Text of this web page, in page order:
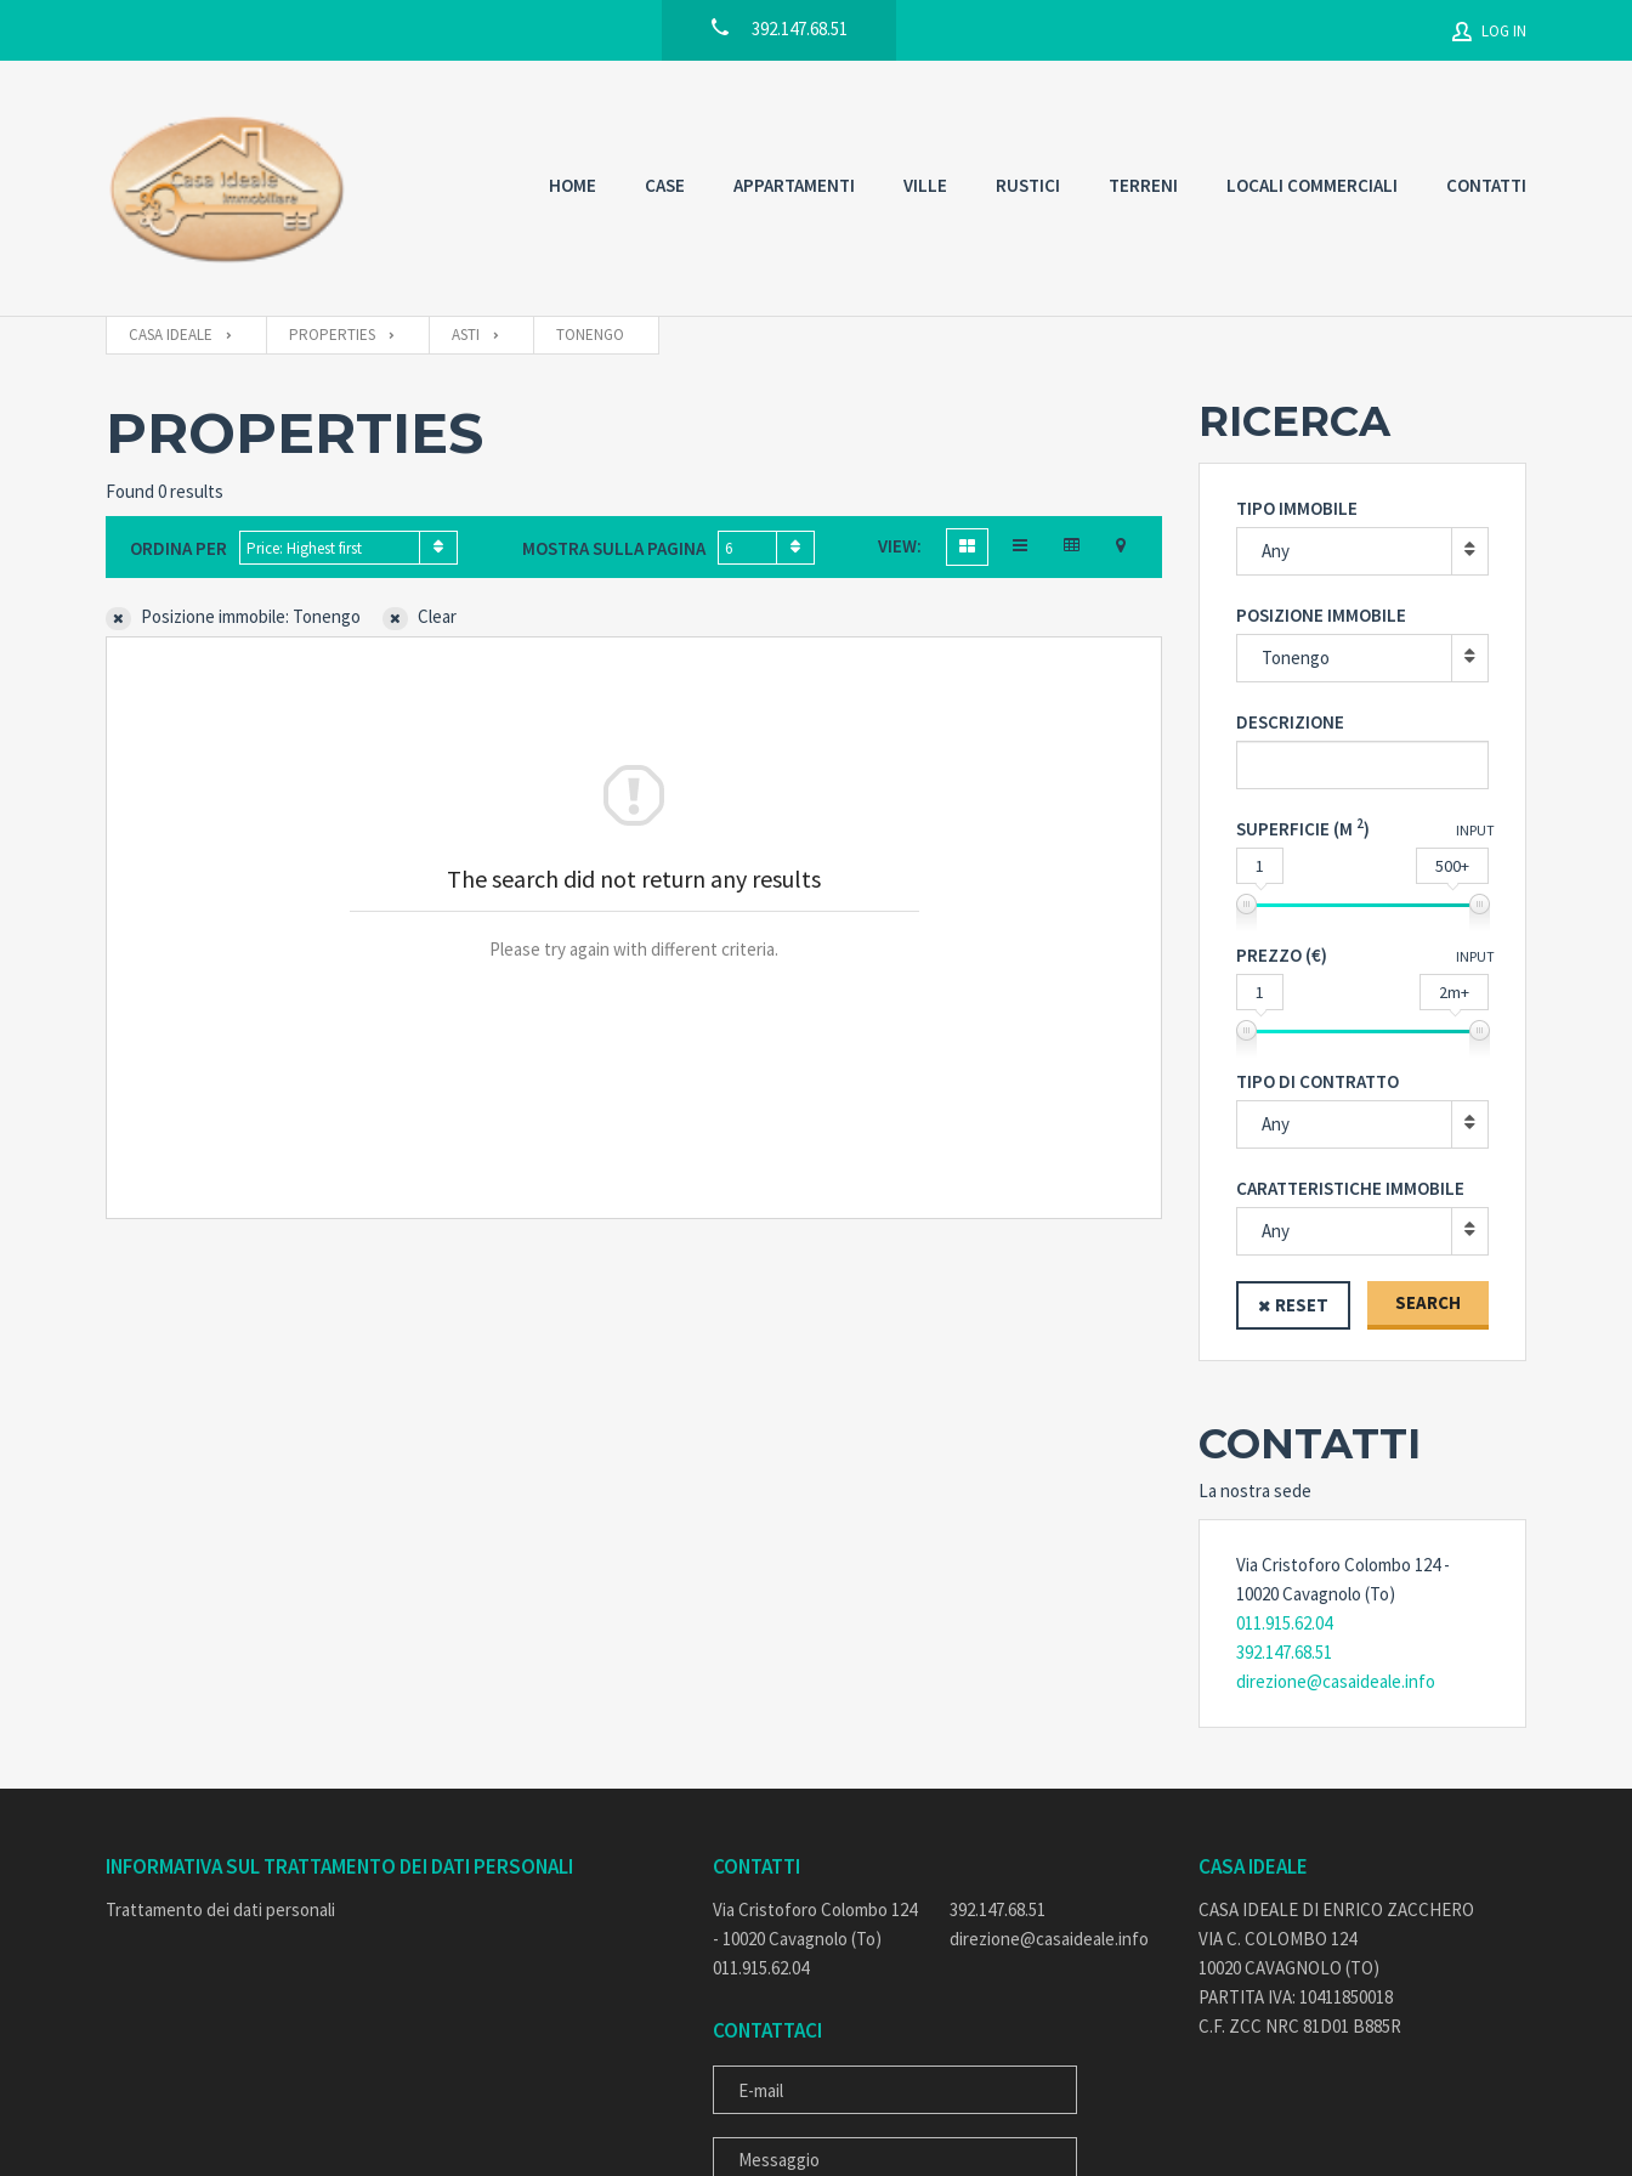
392.147.68.51 LOG IN
Forgot
password?
HOME CASE APPARTAMENTI VILLE RUSTICI TERRENI LOCALI COMMERCIALI CONTATTI
CASA IDEALE PROPERTIES ASTI TONENGO
PROPERTIES
Found 0 results
ORDINA PER Price: Highest first MOSTRA SULLA PAGINA 6 VIEW:
Posizione immobile: Tonengo Clear
The search did not return any results
Please try again with different criteria.
RICERCA
TIPO IMMOBILE
Any
POSIZIONE IMMOBILE
Tonengo
DESCRIZIONE
SUPERFICIE (M 2) INPUT
1 500+
PREZZO (€) INPUT
1 2m+
TIPO DI CONTRATTO
Any
CARATTERISTICHE IMMOBILE
Any
RESET SEARCH
CONTATTI
La nostra sede
Via Cristoforo Colombo 124 -
10020 Cavagnolo (To)
011.915.62.04
392.147.68.51
direzione@casaideale.info
INFORMATIVA SUL TRATTAMENTO DEI DATI PERSONALI
Trattamento dei dati personali
CONTATTI
Via Cristoforo Colombo 124
- 10020 Cavagnolo (To)
011.915.62.04
392.147.68.51
direzione@casaideale.info
CONTATTACI
E-MAIL
MESSAGGIO
CASA IDEALE
CASA IDEALE DI ENRICO ZACCHERO
VIA C. COLOMBO 124
10020 CAVAGNOLO (TO)
PARTITA IVA: 10411850018
C.F. ZCC NRC 81D01 B885R